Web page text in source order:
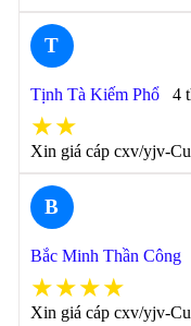
T
Tịnh Tà Kiếm Phổ 4
★★
Xin giá cáp cxv/yjv-
B
Bắc Minh Thần Công
★★★★
Xin giá cáp cxv/yjv-